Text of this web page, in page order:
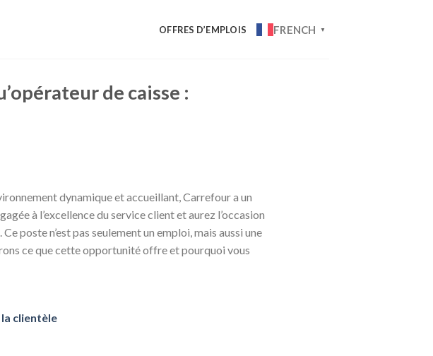
OFFRES D’EMPLOIS FRENCH ▼
de caisse :
dynamique et accueillant, Carrefour a un
à l’excellence du service client et aurez l’occasion
poste n’est pas seulement un emploi, mais aussi une
ce que cette opportunité offre et pourquoi vous
clientèle